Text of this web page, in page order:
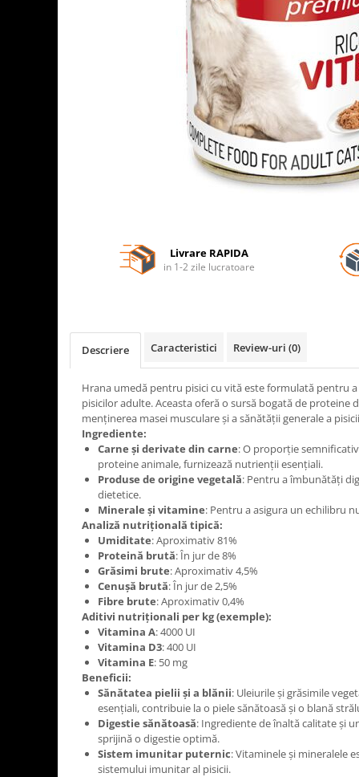
Livrare RAPIDA
in 1-2 zile lucratoare
Descriere Caracteristici Review-uri (0)
Hrana umedă pentru pisici cu vită este formulată pentru
pisicilor adulte. Aceasta oferă o sursă bogată de proteine
menținerea masei musculare și a sănătății generale a
Ingrediente:
Carne și derivate din carne: O proporție
proteine animale, furnizează nutrienții esențiali.
Produse de origine vegetală: Pentru a îmbunătăți
dietetice.
Minerale și vitamine: Pentru a asigura un echilibru
Analiză nutrițională tipică:
Umiditate: Aproximativ 81%
Proteină brută: În jur de 8%
Grăsimi brute: Aproximativ 4,5%
Cenușă brută: În jur de 2,5%
Fibre brute: Aproximativ 0,4%
Aditivi nutriționali per kg (exemple):
Vitamina A: 4000 UI
Vitamina D3: 400 UI
Vitamina E: 50 mg
Beneficii:
Sănătatea pielii și a blănii: Uleiurile și grăsimile
esențiali, contribuie la o piele sănătoasă și o blană
Digestie sănătoasă: Ingrediente de înaltă calitate și
sprijină o digestie optimă.
Sistem imunitar puternic: Vitaminele și mineralele
sistemului imunitar al pisicii.